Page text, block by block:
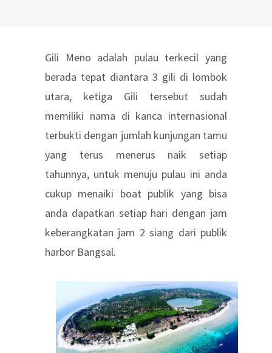
Gili Meno adalah pulau terkecil yang
berada tepat diantara 3 gili di lombok
utara, ketiga Gili tersebut sudah
memiliki nama di kanca internasional
terbukti dengan jumlah kunjungan tamu
yang terus menerus naik setiap
tahunnya, untuk menuju pulau ini anda
cukup menaiki boat publik yang bisa
anda dapatkan setiap hari dengan jam
keberangkatan jam 2 siang dari publik
harbor Bangsal.